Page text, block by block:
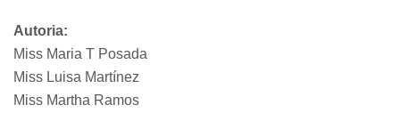
Autoria:
Miss Maria T Posada
Miss Luisa Martínez
Miss Martha Ramos